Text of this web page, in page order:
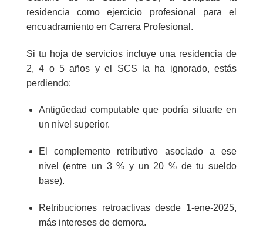
residencia como ejercicio profesional para el
encuadramiento en Carrera Profesional.
Si tu hoja de servicios incluye una residencia de
2, 4 o 5 años y el SCS la ha ignorado, estás
perdiendo:
Antigüedad computable que podría situarte en
un nivel superior.
El complemento retributivo asociado a ese
nivel (entre un 3 % y un 20 % de tu sueldo
base).
Retribuciones retroactivas desde 1-ene-2025,
más intereses de demora.